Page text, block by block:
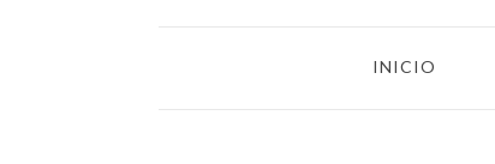
INICIO